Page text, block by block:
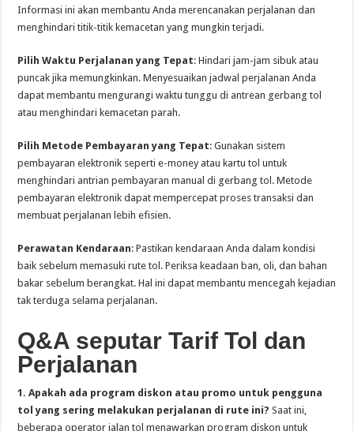
Informasi ini akan membantu Anda merencanakan perjalanan dan
menghindari titik-titik kemacetan yang mungkin terjadi.
Pilih Waktu Perjalanan yang Tepat: Hindari jam-jam sibuk atau
puncak jika memungkinkan. Menyesuaikan jadwal perjalanan Anda
dapat membantu mengurangi waktu tunggu di antrean gerbang tol
atau menghindari kemacetan parah.
Pilih Metode Pembayaran yang Tepat: Gunakan sistem
pembayaran elektronik seperti e-money atau kartu tol untuk
menghindari antrian pembayaran manual di gerbang tol. Metode
pembayaran elektronik dapat mempercepat proses transaksi dan
membuat perjalanan lebih efisien.
Perawatan Kendaraan: Pastikan kendaraan Anda dalam kondisi
baik sebelum memasuki rute tol. Periksa keadaan ban, oli, dan bahan
bakar sebelum berangkat. Hal ini dapat membantu mencegah kejadian
tak terduga selama perjalanan.
Q&A seputar Tarif Tol dan
Perjalanan
1. Apakah ada program diskon atau promo untuk pengguna
tol yang sering melakukan perjalanan di rute ini? Saat ini,
beberapa operator jalan tol menawarkan program diskon untuk